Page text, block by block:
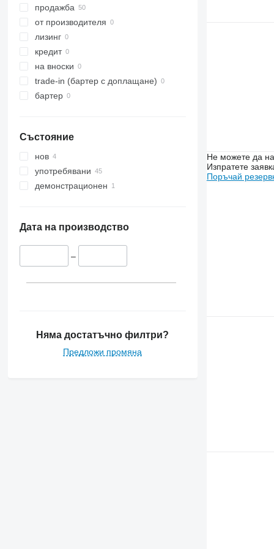
5100
5620
5720
5820
6100
6105
6110 M
6125 M
6130
6135
6140
6175
6215
6400
продажба
от производителя
лизинг
кредит
на вноски
trade-in (бартер с доплащане)
бартер
Състояние
нов
употребявани
демонстрационен
Дата на производство
–
Няма достатъчно филтри?
Предложи промяна
Не можете да
Изпратете
Поръчай